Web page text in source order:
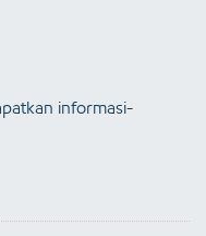
informasi-